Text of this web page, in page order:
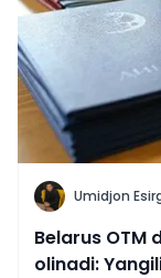
U Umidjon
Belarus OTM
olinadi: